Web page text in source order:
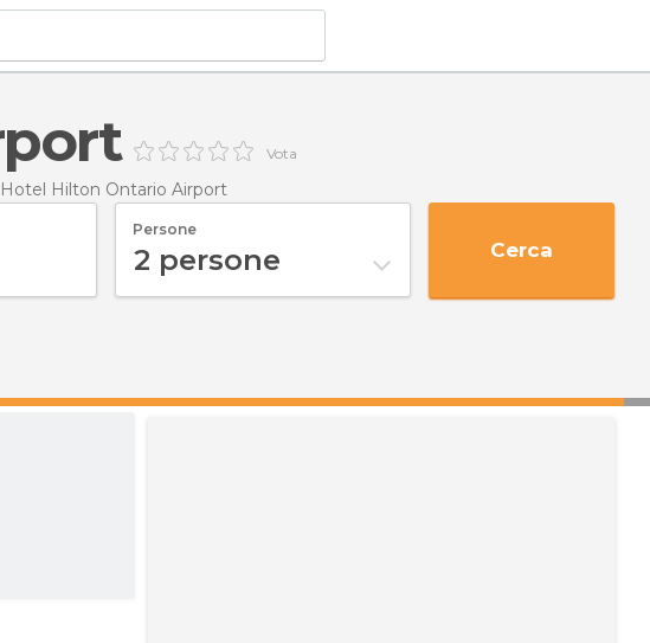
Vota
Hotel Hilton Ontario Airport
Persone
2 persone Cerca